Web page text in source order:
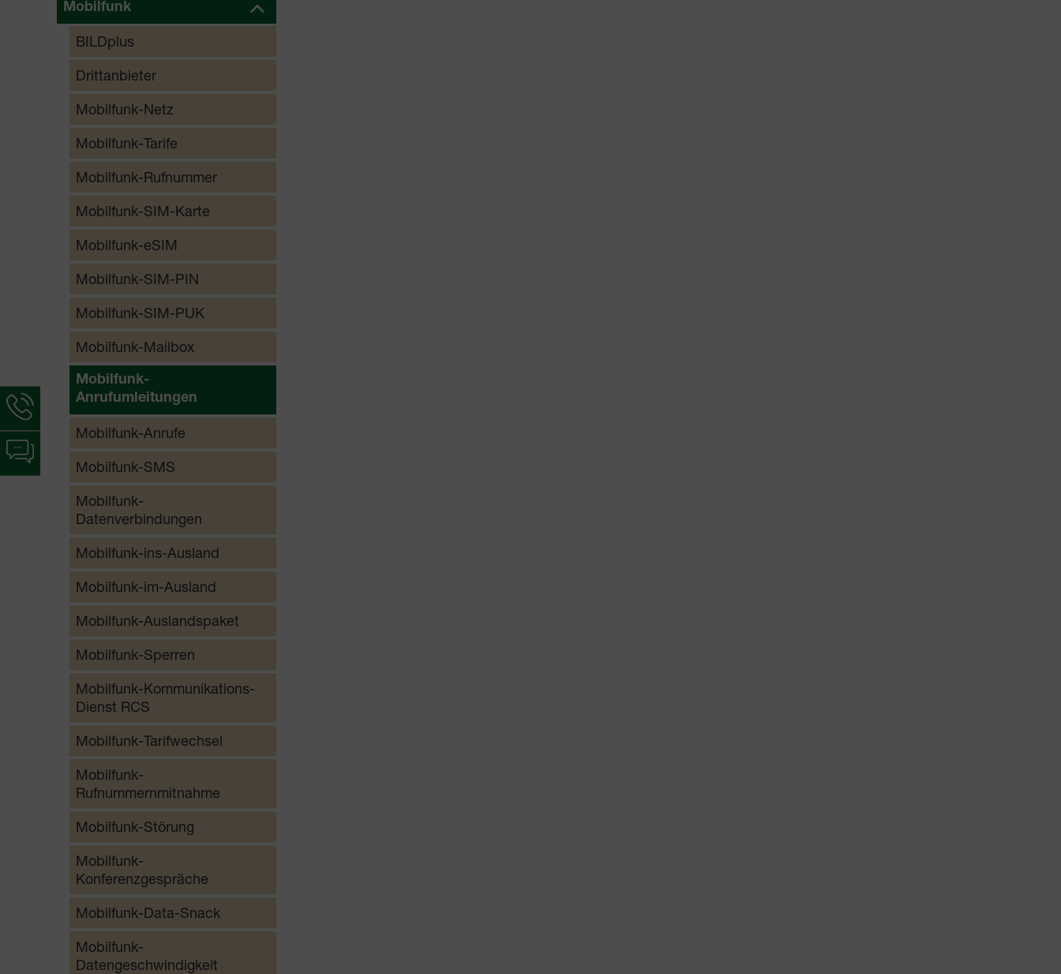
Mobilfunk
BILDplus
Drittanbieter
Mobilfunk-Netz
Mobilfunk-Tarife
Mobilfunk-Rufnummer
Mobilfunk-SIM-Karte
Mobilfunk-eSIM
Mobilfunk-SIM-PIN
Mobilfunk-SIM-PUK
Mobilfunk-Mailbox
Mobilfunk-
Anrufumleitungen
Mobilfunk-Anrufe
Mobilfunk-SMS
Mobilfunk-
Datenverbindungen
Mobilfunk-ins-Ausland
Mobilfunk-im-Ausland
Mobilfunk-Auslandspaket
Mobilfunk-Sperren
Mobilfunk-Kommunikations-
Dienst RCS
Mobilfunk-Tarifwechsel
Mobilfunk-
Rufnummernmitnahme
Mobilfunk-Störung
Mobilfunk-
Konferenzgespräche
Mobilfunk-Data-Snack
Mobilfunk-
Datengeschwindigkeit
Hotline-
Informationen
werden
angezeigt
Chat-
Informationen
werden